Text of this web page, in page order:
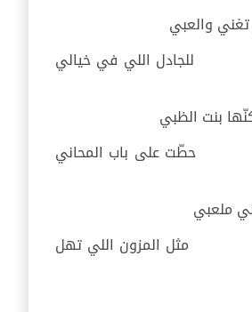
والعبي
اللي في خيالي
بنت الظبي
باب المحاني
ملعبي
اللي تهل